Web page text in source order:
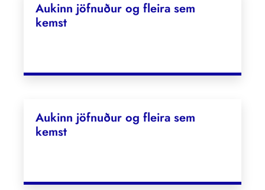
Aukinn jöfnuður og fleira sem
kemst
Aukinn jöfnuður og fleira sem
kemst